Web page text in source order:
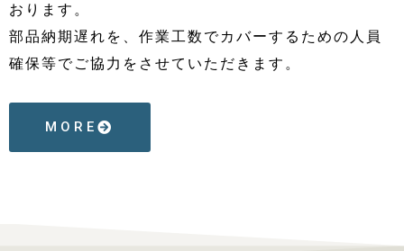
おります。
部品納期遅れを、作業工数でカバーするための人員
確保等でご協力をさせていただきます。
MORE